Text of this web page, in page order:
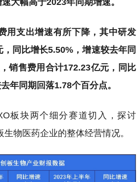
大幅高于2023年同期增速。
用支出增速有所下降，其中研发
同比增长5.50%，增速较去年同
销售费用合计172.23亿元，同比
年同期回落1.78个百分点。
板块两个细分赛道切入，探讨
物医药企业的整体经营情况。